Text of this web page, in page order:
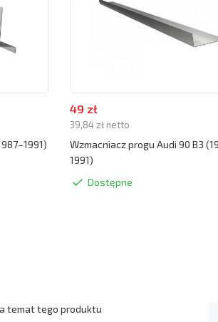
49 zł
39,84 zł netto
Wzmacniacz progu Audi 90 B3
1991)
Dostępne
temat tego produktu